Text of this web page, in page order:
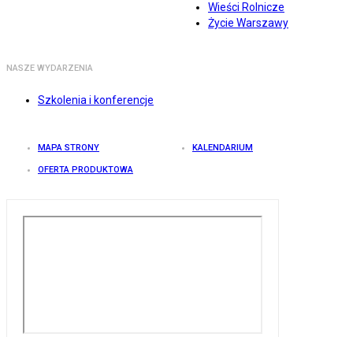
Wieści Rolnicze
Życie Warszawy
NASZE WYDARZENIA
Szkolenia i konferencje
MAPA STRONY KALENDARIUM
OFERTA PRODUKTOWA